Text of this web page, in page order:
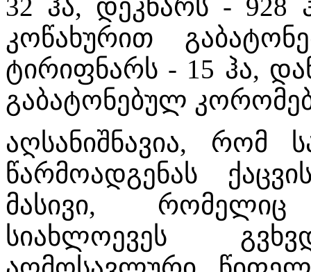
32 ჰა, დეკნარს - 928
კოწახურით
ტირიფნარს - 15 ჰა,
გაბატონებულ
აღსანიშნავია, რომ
წარმოადგენას
მასივი,
სიახლოევეს